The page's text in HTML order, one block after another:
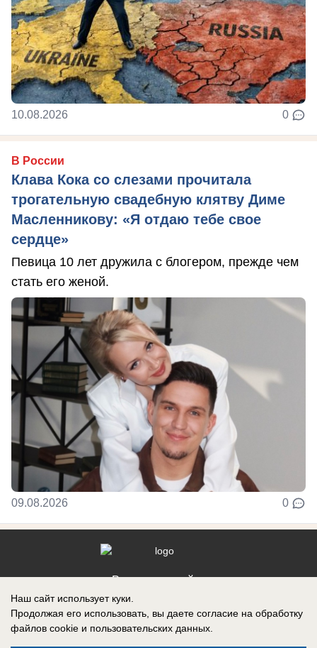
10.08.2026 0
В России
Клава Кока со слезами прочитала
трогательную свадебную клятву Диме
Масленникову: «Я отдаю тебе свое
сердце»
Певица 10 лет дружила с блогером, прежде чем
стать его женой.
09.08.2026 0
Реклама на сайте
Наш сайт использует куки.
Продолжая его использовать, вы даете согласие на обработку
файлов cookie и пользовательских данных.